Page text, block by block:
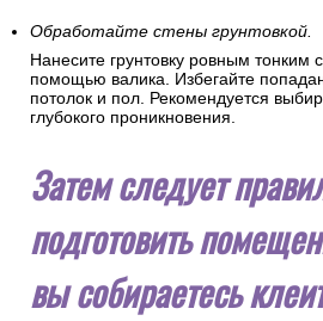
Обработайте стены грунтовкой.
Нанесите грунтовку ровным тонким
помощью валика. Избегайте
потолок и пол. Рекомендуется
глубокого проникновения.
Затем следует
подготовить
вы собираетесь